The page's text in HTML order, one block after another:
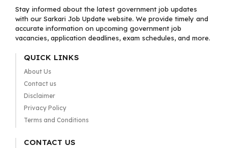
Stay informed about the latest government job updates
with our Sarkari Job Update website. We provide timely and
accurate information on upcoming government job
vacancies, application deadlines, exam schedules, and more.
QUICK LINKS
About Us
Contact us
Disclaimer
Privacy Policy
Terms and Conditions
CONTACT US